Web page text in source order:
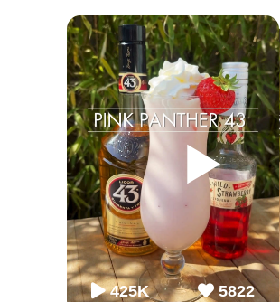
▶
425K 5822
▶
98K 1099
▶
86K 952
▶
2.2M 54.3K
▶
65K
2243
▶
65K
868